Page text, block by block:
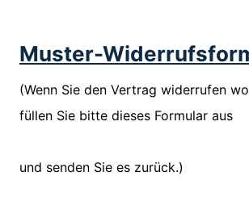
Muster-
(Wenn Sie den Vertrag widerrufen
füllen Sie bitte dieses Formular aus
und senden Sie es zurück.)